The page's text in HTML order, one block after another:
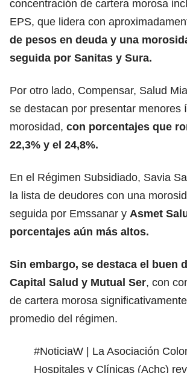
concentración de cartera morosa
EPS, que lidera con
de pesos en deuda y una
seguida por Sanitas y Sura.
Por otro lado, Compensar, Salud
se destacan por presentar menores
morosidad, con porcentajes que
22,3% y el 24,8%.
En el Régimen Subsidiado, Savia
la lista de deudores con una
seguida por Emssanar y Asmet
porcentajes aún más altos.
Sin embargo, se destaca el buen
Capital Salud y Mutual Ser, con
de cartera morosa
promedio del régimen.
#NoticiaW | La Asociación
Hospitales y Clínicas (Achc)